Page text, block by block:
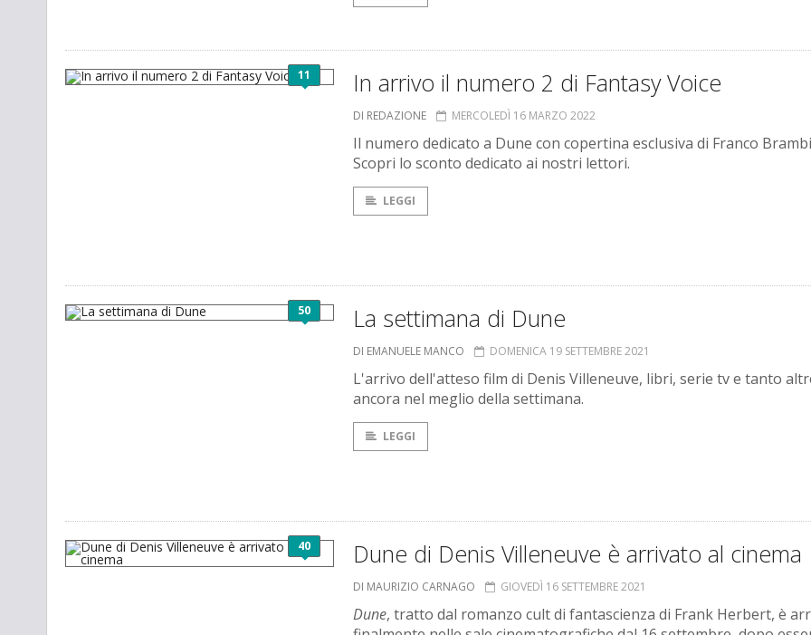
11 In arrivo il numero 2 di Fantasy Voice
DI REDAZIONE MERCOLEDÌ 16 MARZO 2022
Il numero dedicato a Dune con copertina esclusiva di Franco
Scopri lo sconto dedicato ai nostri lettori.
LEGGI
50 La settimana di Dune
DI EMANUELE MANCO DOMENICA 19 SETTEMBRE 2021
L'arrivo dell'atteso film di Denis Villeneuve, libri, serie tv e tanto
ancora nel meglio della settimana.
LEGGI
40 Dune di Denis Villeneuve è arrivato al cinema
DI MAURIZIO CARNAGO GIOVEDÌ 16 SETTEMBRE 2021
Dune, tratto dal romanzo cult di fantascienza di Frank Herbert, è